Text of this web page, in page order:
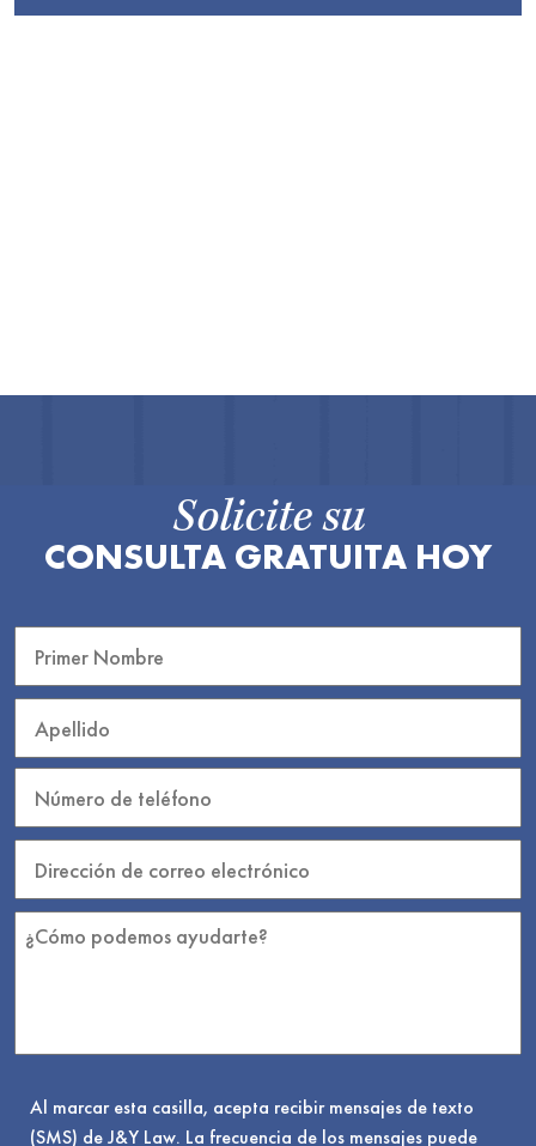
Solicite su
CONSULTA GRATUITA HOY
Al marcar esta casilla, acepta recibir mensajes de texto
(SMS) de J&Y Law. La frecuencia de los mensajes puede